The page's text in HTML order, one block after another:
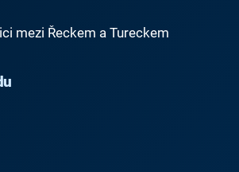
mezi Řeckem a Tureckem